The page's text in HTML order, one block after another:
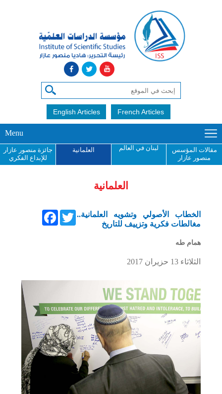
English Articles French Articles
Menu
مقالات المؤسس
منصور عازار
لبنان في العالم العلمانية
جائزة منصور عازار
للإبداع الفكري
العلمانية
FacebookTwitterالخطاب الأصولي وتشويه العلمانية..
مغالطات فكرية وتزييف للتاريخ
همام طه
الثلاثاء 13 حزيران 2017